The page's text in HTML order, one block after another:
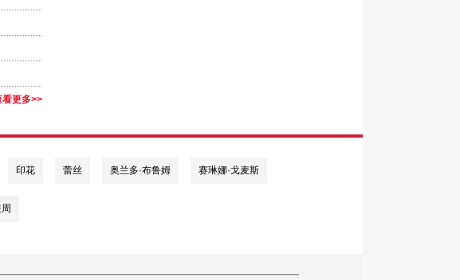
看更多>>
印花 蕾丝 奥兰多·布鲁姆 赛琳娜·戈麦斯